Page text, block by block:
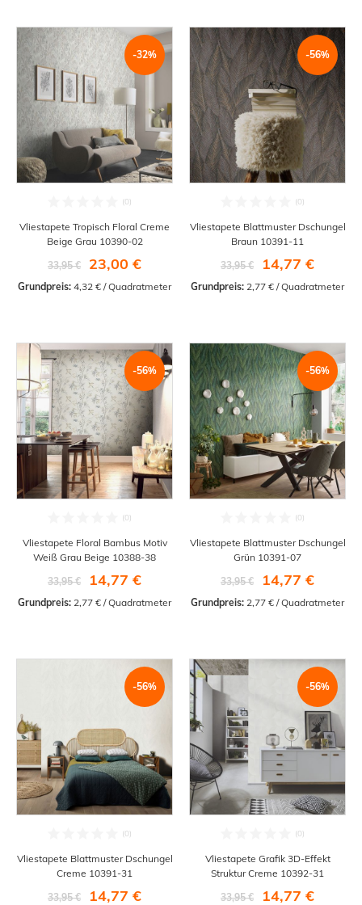
-32%
Vliestapete Tropisch Floral Creme
Beige Grau 10390-02
33,95 €
23,00 €
Grundpreis: 4,32 € / Quadratmeter
-56%
Vliestapete Blattmuster Dschungel
Braun 10391-11
33,95 €
14,77 €
Grundpreis: 2,77 € / Quadratmeter
-56%
Vliestapete Floral Bambus Motiv
Weiß Grau Beige 10388-38
33,95 €
14,77 €
Grundpreis: 2,77 € / Quadratmeter
-56%
Vliestapete Blattmuster Dschungel
Grün 10391-07
33,95 €
14,77 €
Grundpreis: 2,77 € / Quadratmeter
-56%
Vliestapete Blattmuster Dschungel
Creme 10391-31
33,95 €
14,77 €
-56%
Vliestapete Grafik 3D-Effekt
Struktur Creme 10392-31
33,95 €
14,77 €